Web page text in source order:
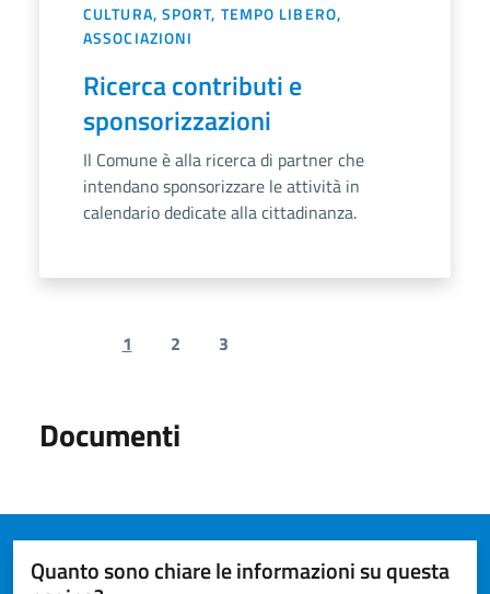
CULTURA, SPORT, TEMPO LIBERO,
ASSOCIAZIONI
Ricerca contributi e
sponsorizzazioni
Il Comune è alla ricerca di partner che
intendano sponsorizzare le attività in
calendario dedicate alla cittadinanza.
Previous page
1 2 3
Documenti
Quanto sono chiare le informazioni su questa